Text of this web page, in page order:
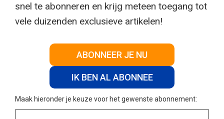
snel te abonneren en krijg meteen toegang tot
vele duizenden exclusieve artikelen!
ABONNEER JE NU
IK BEN AL ABONNEE
Maak hieronder je keuze voor het gewenste abonnement: